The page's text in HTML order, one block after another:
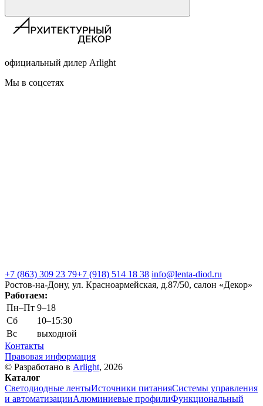
официальный дилер Arlight
Мы в соцсетях
+7 (863) 309 23 79+7 (918) 514 18 38 info@lenta-diod.ru
Ростов-на-Дону, ул. Красноармейская, д.87/50, салон «Декор»
Работаем:
Пн–Пт 9–18
Сб
10–15:30
Вс
выходной
Контакты
Правовая информация
© Разработано в Arlight, 2026
Каталог
Светодиодные лентыИсточники питанияСистемы управления
и автоматизацииАлюминиевые профилиФункциональный